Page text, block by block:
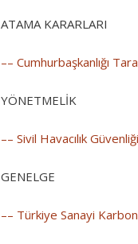
ATAMA KARARLARI
–– Cumhurbaşkanlığı
YÖNETMELİK
–– Sivil Havacılık
GENELGE
–– Türkiye Sanayi